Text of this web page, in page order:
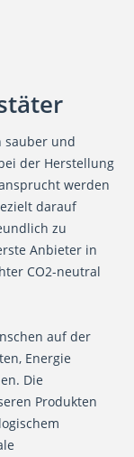
sauber und
der Herstellung
werden
darauf
zu
Anbieter in
CO2-neutral
auf der
Energie
Die
Produkten